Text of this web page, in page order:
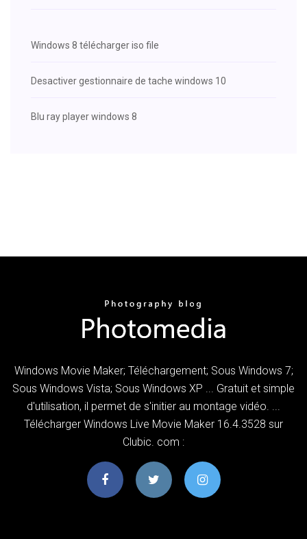
Windows 8 télécharger iso file
Desactiver gestionnaire de tache windows 10
Blu ray player windows 8
Windows Movie Maker; Téléchargement; Sous Windows 7;
Sous Windows Vista; Sous Windows XP ... Gratuit et simple
d'utilisation, il permet de s'initier au montage vidéo. ...
Télécharger Windows Live Movie Maker 16.4.3528 sur
Clubic. com :